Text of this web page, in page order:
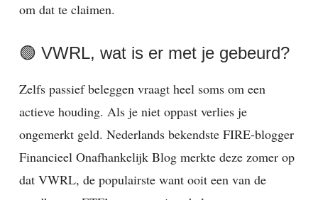
om dat te claimen.
🟢 VWRL, wat is er met je gebeurd?
Zelfs passief beleggen vraagt heel soms om een
actieve houding. Als je niet oppast verlies je
ongemerkt geld. Nederlands bekendste FIRE-blogger
Financieel Onafhankelijk Blog merkte deze zomer op
dat VWRL, de populairste want ooit een van de